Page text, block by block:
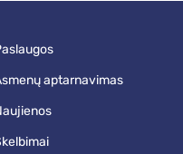
paslaugos
asmenų aptarnavimas
naujienos
skelbimai